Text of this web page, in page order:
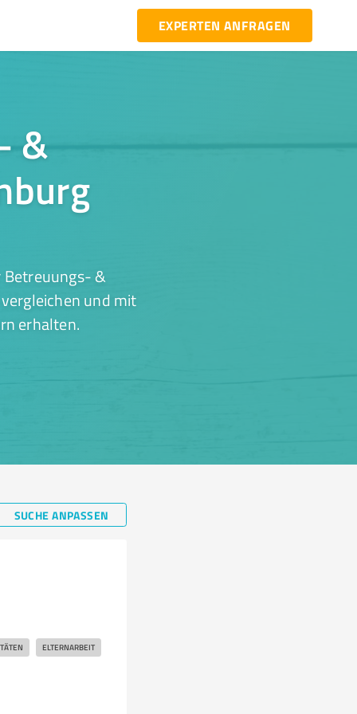
EXPERTEN ANFRAGEN
&
Betreuungs- &
und mit
erhalten.
SUCHE ANPASSEN
ELTERNARBEIT